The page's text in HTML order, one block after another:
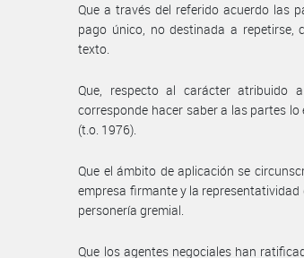
Que a través del referido acuerdo las
pago único, no destinada a repetirse,
texto.
Que, respecto al carácter atribuido
corresponde hacer saber a las partes
(t.o. 1976).
Que el ámbito de aplicación se
empresa firmante y la
personería gremial.
Que los agentes negociales han